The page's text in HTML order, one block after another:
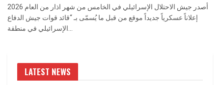
أصدر جيش الاحتلال الإسرائيلي في الخامس من شهر اذار من العام 2026
إعلاناً عسكرياً جديداً موقع من قبل ما يُسمّى بـ “قائد قوات جيش الدفاع
الإسرائيلي في منطقة...
LATEST NEWS